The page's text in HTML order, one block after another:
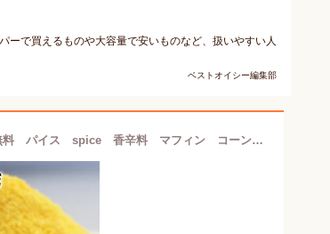
ーで買えるものや大容量で安いものなど、扱いやすい人
ベストオイシー編集部
コーンミール cornmear とうもろこし粉 送料無料 パイス spice 香辛料 マフィン コーントルティーヤ